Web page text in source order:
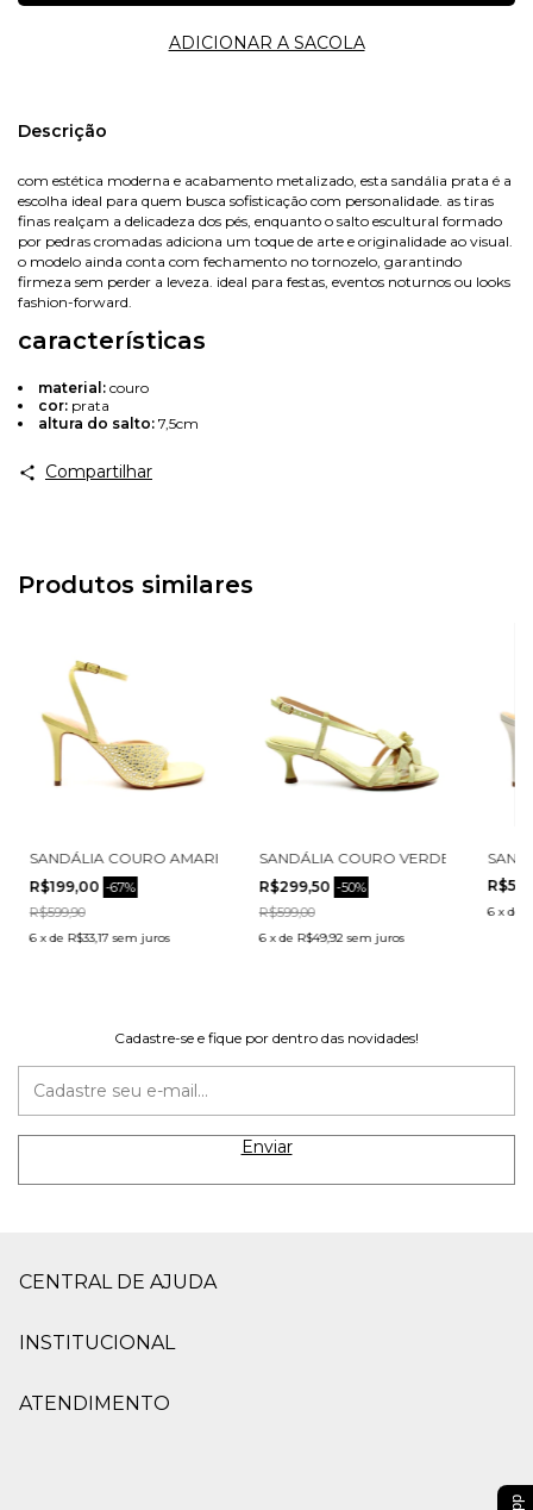
E-mail
Descrição
com estética moderna e acabamento metalizado, esta sandália prata é a
escolha ideal para quem busca sofisticação com personalidade. as tiras
finas realçam a delicadeza dos pés, enquanto o salto escultural formado
por pedras cromadas adiciona um toque de arte e originalidade ao visual.
o modelo ainda conta com fechamento no tornozelo, garantindo
firmeza sem perder a leveza. ideal para festas, eventos noturnos ou looks
fashion-forward.
características
material: couro
cor: prata
altura do salto: 7,5cm
Compartilhar
Produtos similares
2
SALTO ALTO CECCONELLO 2765001-1
SANDÁLIA COURO AMARELO SALTO ALTO CECCONELLO 2599002-2
R$199,00 -67%
R$599,90
6 xde R$33,17 sem juros
SANDÁLIA COURO VERDE SALTO
R$299,50 -50%
R$599,00
6 xde R$49,92 sem juros
6 xde
Cadastre-se e fique por dentro das novidades!
CENTRAL DE AJUDA
INSTITUCIONAL
ATENDIMENTO